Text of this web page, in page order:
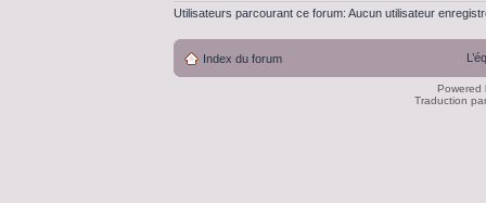
Utilisateurs parcourant ce forum: Aucun utilisateur
Index du forum
Powered
Traduction